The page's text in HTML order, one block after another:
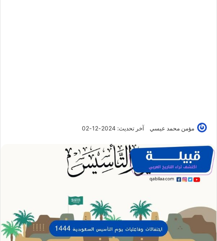
مؤمن محمد عيسي آخر تحديث: 2024-12-02